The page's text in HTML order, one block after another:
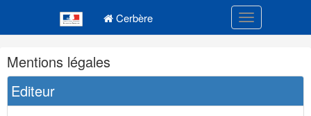
Cerbère Toggle
Navigation
et
outils
annexes
Mentions légales
Editeur